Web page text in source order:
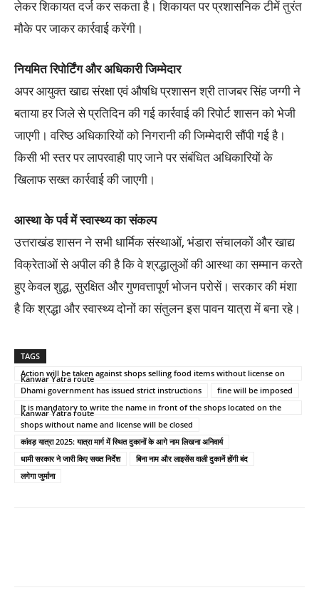
लेकर शिकायत दर्ज कर सकता है। शिकायत पर प्रशासनिक टीमें तुरंत
मौके पर जाकर कार्रवाई करेंगी।
नियमित रिपोर्टिंग और अधिकारी जिम्मेदार
अपर आयुक्त खाद्य संरक्षा एवं औषधि प्रशासन श्री ताजबर सिंह जग्गी ने
बताया हर जिले से प्रतिदिन की गई कार्रवाई की रिपोर्ट शासन को भेजी
जाएगी। वरिष्ठ अधिकारियों को निगरानी की जिम्मेदारी सौंपी गई है।
किसी भी स्तर पर लापरवाही पाए जाने पर संबंधित अधिकारियों के
खिलाफ सख्त कार्रवाई की जाएगी।
आस्था के पर्व में स्वास्थ्य का संकल्प
उत्तराखंड शासन ने सभी धार्मिक संस्थाओं, भंडारा संचालकों और खाद्य
विक्रेताओं से अपील की है कि वे श्रद्धालुओं की आस्था का सम्मान करते
हुए केवल शुद्ध, सुरक्षित और गुणवत्तापूर्ण भोजन परोसें। सरकार की मंशा
है कि श्रद्धा और स्वास्थ्य दोनों का संतुलन इस पावन यात्रा में बना रहे।
TAGS
Action will be taken against shops selling food items without license on
Kanwar Yatra route
Dhami government has issued strict instructions
fine will be imposed
It is mandatory to write the name in front of the shops located on the
Kanwar Yatra route
shops without name and license will be closed
कांवड़ यात्रा 2025: यात्रा मार्ग में स्थित दुकानों के आगे नाम लिखना अनिवार्य
धामी सरकार ने जारी किए सख्त निर्देश
बिना नाम और लाइसेंस वाली दुकानें होंगी बंद
लगेगा जुर्माना